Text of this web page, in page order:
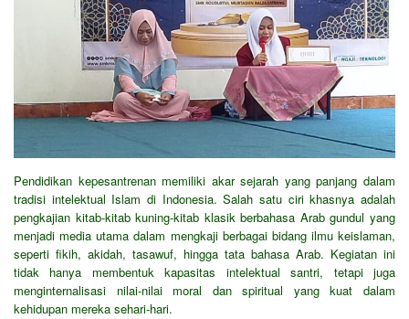
Pendidikan kepesantrenan memiliki akar sejarah yang panjang dalam
tradisi intelektual Islam di Indonesia. Salah satu ciri khasnya adalah
pengkajian kitab-kitab kuning-kitab klasik berbahasa Arab gundul yang
menjadi media utama dalam mengkaji berbagai bidang ilmu keislaman,
seperti fikih, akidah, tasawuf, hingga tata bahasa Arab. Kegiatan ini
tidak hanya membentuk kapasitas intelektual santri, tetapi juga
menginternalisasi nilai-nilai moral dan spiritual yang kuat dalam
kehidupan mereka sehari-hari.